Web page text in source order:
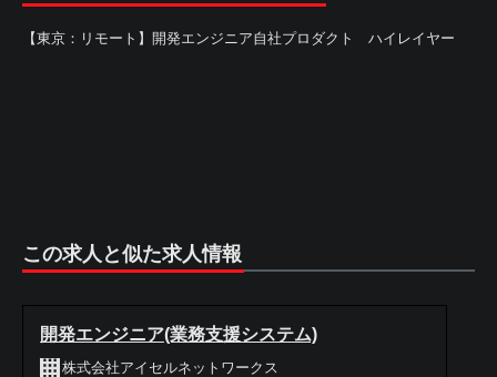
【東京：リモート】開発エンジニア自社プロダクト ハイレイヤー
この求人と似た求人情報
開発エンジニア(業務支援システム)
株式会社アイセルネットワークス